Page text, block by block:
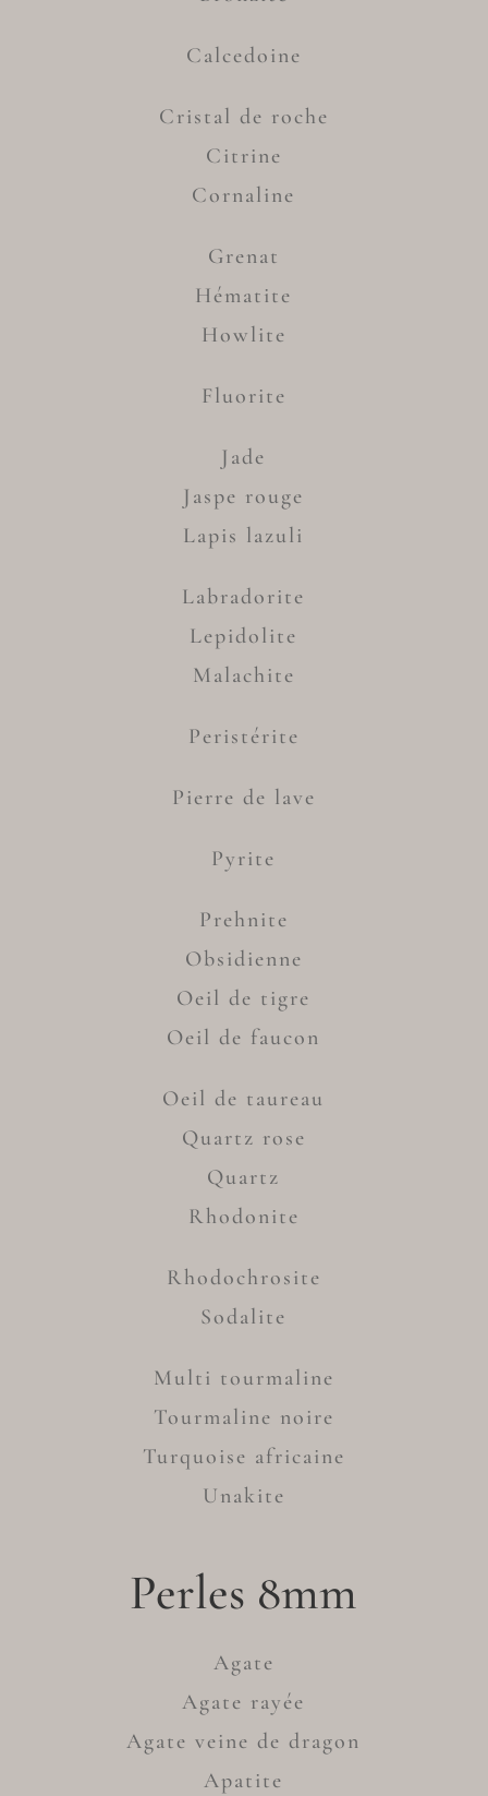
Calcedoine
Cristal de roche
Citrine
Cornaline
Grenat
Hématite
Howlite
Fluorite
Jade
Jaspe rouge
Lapis lazuli
Labradorite
Lepidolite
Malachite
Peristérite
Pierre de lave
Pyrite
Prehnite
Obsidienne
Oeil de tigre
Oeil de faucon
Oeil de taureau
Quartz rose
Quartz
Rhodonite
Rhodochrosite
Sodalite
Multi tourmaline
Tourmaline noire
Turquoise africaine
Unakite
Perles 8mm
Agate
Agate rayée
Agate veine de dragon
Apatite